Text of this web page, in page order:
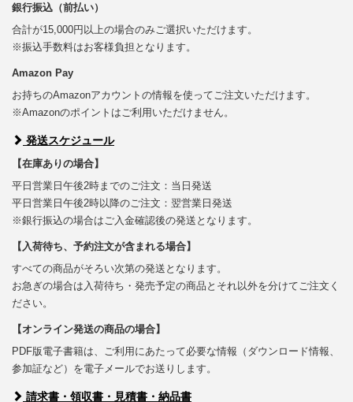
銀行振込（前払い）
合計が15,000円以上の場合のみご選択いただけます。
※振込手数料はお客様負担となります。
Amazon Pay
お持ちのAmazonアカウントの情報を使ってご注文いただけます。
※Amazonのポイントはご利用いただけません。
発送スケジュール
【在庫ありの場合】
平日営業日午後2時までのご注文：当日発送
平日営業日午後2時以降のご注文：翌営業日発送
※銀行振込の場合はご入金確認後の発送となります。
【入荷待ち、予約注文が含まれる場合】
すべての商品がそろい次第の発送となります。
お急ぎの場合は入荷待ち・発売予定の商品とそれ以外を分けてご注文く
ださい。
【オンライン発送の商品の場合】
PDF版電子書籍は、ご利用にあたって必要な情報（ダウンロード情報、
参加証など）を電子メールでお送りします。
請求書・領収書・見積書・納品書